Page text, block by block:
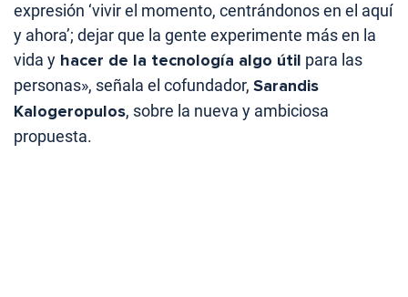
expresión ‘vivir el momento, centrándonos en el aquí
y ahora’; dejar que la gente experimente más en la
vida y hacer de la tecnología algo útil para las
personas», señala el cofundador, Sarandis
Kalogeropulos, sobre la nueva y ambiciosa
propuesta.